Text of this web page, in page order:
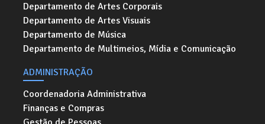
Departamento de Artes Corporais
Departamento de Artes Visuais
Departamento de Música
Departamento de Multimeios, Mídia e Comunicação
ADMINISTRAÇÃO
Coordenadoria Administrativa
Finanças e Compras